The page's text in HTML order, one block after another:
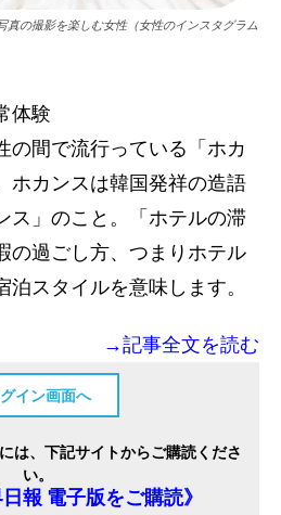
真の撮影を楽しむ女性（女性のインスタグラム
体験
の間で流行っている「ホカ
ホカンスは韓国発祥の造語
ス」のこと。「ホテルの滞
の過ごし方、つまりホテル
スタイルを意味します。
→記事全文を読む
イン画面へ
は、下記サイトからご購読くださ
い。
報 電子版をご購読》